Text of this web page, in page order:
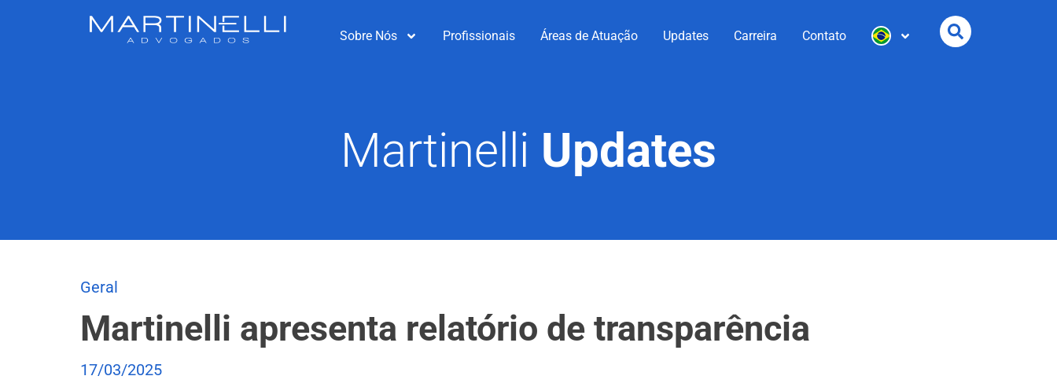
Sobre Nós Profissionais Áreas de Atuação Updates Carreira Contato
Martinelli Updates
Geral
Martinelli apresenta relatório de transparência
17/03/2025